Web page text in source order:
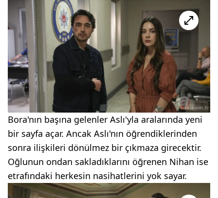
Bora'nın başına gelenler Aslı'yla aralarında yeni
bir sayfa açar. Ancak Aslı'nın öğrendiklerinden
sonra ilişkileri dönülmez bir çıkmaza girecektir.
Oğlunun ondan sakladıklarını öğrenen Nihan ise
etrafındaki herkesin nasihatlerini yok sayar.